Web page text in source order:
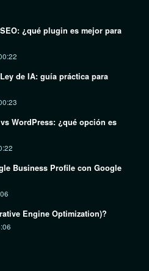
¿qué plugin es mejor para
de IA: guía práctica para
WordPress: ¿qué opción es
Business Profile con Google
Engine Optimization)?